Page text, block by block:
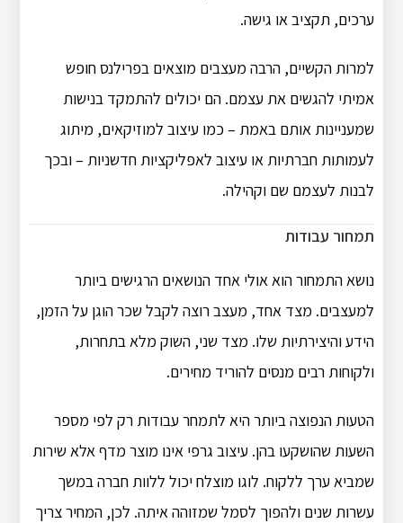
ערכים, תקציב או גישה.
למרות הקשיים, הרבה מעצבים מוצאים בפרילנס חופש
אמיתי להגשים את עצמם. הם יכולים להתמקד בנישות
שמעניינות אותם באמת – כמו עיצוב למוזיקאים, מיתוג
לעמותות חברתיות או עיצוב לאפליקציות חדשניות – ובכך
לבנות לעצמם שם וקהילה.
תמחור עבודות
נושא התמחור הוא אולי אחד הנושאים הרגישים ביותר
למעצבים. מצד אחד, מעצב רוצה לקבל שכר הוגן על הזמן,
הידע והיצירתיות שלו. מצד שני, השוק מלא בתחרות,
ולקוחות רבים מנסים להוריד מחירים.
הטעות הנפוצה ביותר היא לתמחר עבודות רק לפי מספר
השעות שהושקעו בהן. עיצוב גרפי אינו מוצר מדף אלא שירות
שמביא ערך ללקוח. לוגו מוצלח יכול ללוות חברה במשך
עשרות שנים ולהפוך לסמל שמזוהה איתה. לכן, המחיר צריך